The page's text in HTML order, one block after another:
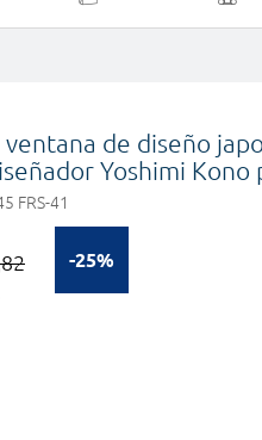
de diseño
Yoshimi Kono
FRS-41
-25%